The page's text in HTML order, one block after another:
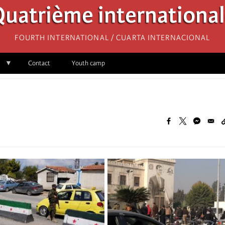
Fourth International / Cuarta Internacional
Contact Youth camp